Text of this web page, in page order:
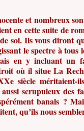
et nombreux
en cette suite de
soi. Ils vous diront
le spectre à tous
en y incluant un
où il situe La
siècle méritaient-
scrupuleux des
banals ?
qu’ils nous